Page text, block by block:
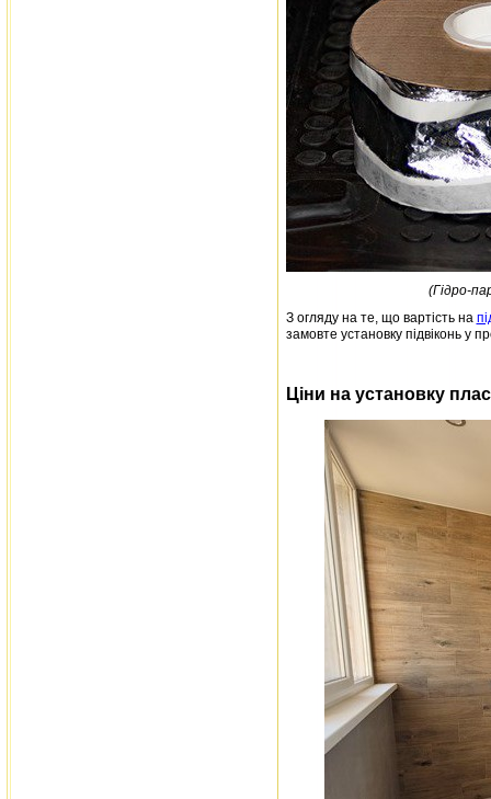
(Гідро-
З огляду на те, що вартість на
замовте установку підвіконь у
Ціни на установку